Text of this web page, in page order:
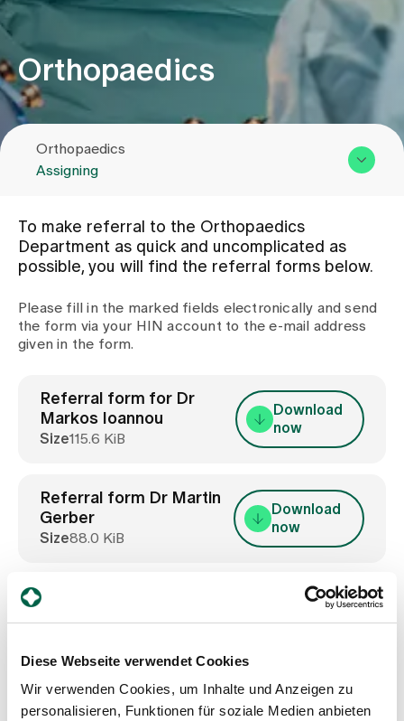
Diese Webseite verwendet Cookies
Wir verwenden Cookies, um Inhalte und Anzeigen zu
personalisieren, Funktionen für soziale Medien anbieten
Events
About us
Latest news
Jobs & Career
Contact us
Media
Publications
Orthopaedics
Orthopaedics
Assigning
Overview & Services
Team
Assigning
To make referral to the Orthopaedics
Department as quick and uncomplicated as
possible, you will find the referral forms below.
Please fill in the marked fields electronically and send
the form via your HIN account to the e-mail address
given in the form.
Referral form for Dr
Markos Ioannou
Size115.6 KiB
Download
now
Referral form Dr Martin
Gerber
Size88.0 KiB
Download
now
Referral form for Dr
Download
now